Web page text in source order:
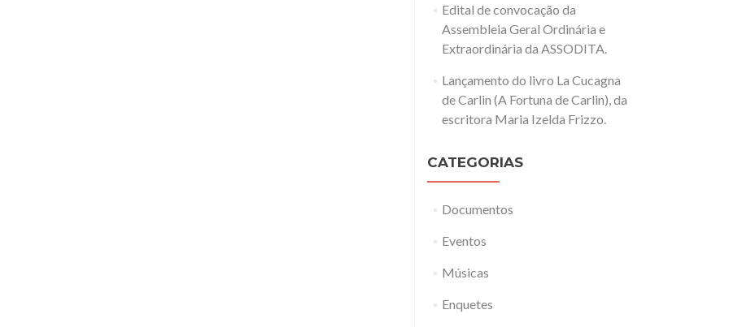
Edital de convocação da
Assembleia Geral Ordinária e
Extraordinária da ASSODITA.
Lançamento do livro La Cucagna
de Carlin (A Fortuna de Carlin), da
escritora Maria Izelda Frizzo.
CATEGORIAS
Documentos
Eventos
Músicas
Enquetes